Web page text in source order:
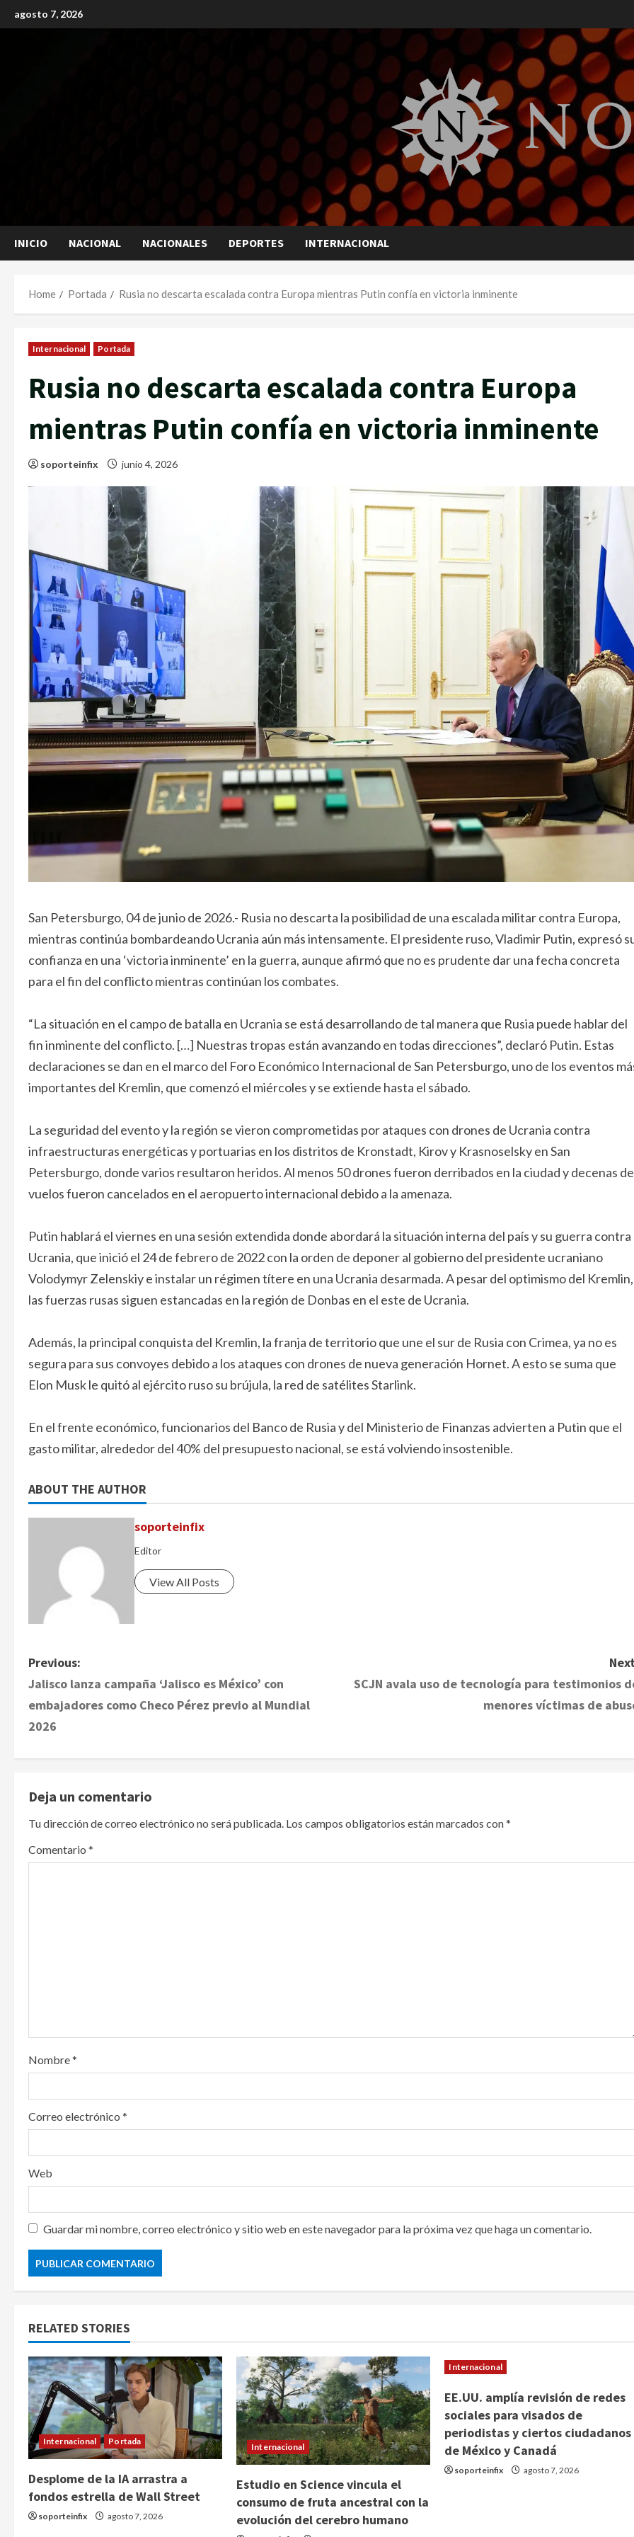
to
agosto 7, 2026
INICIO NACIONAL NACIONALES DEPORTES INTERNACIONAL
Home Portada Rusia no descarta escalada contra Europa mientras Putin confía en victoria inminente
Internacional Portada
Rusia no descarta escalada contra Europa
mientras Putin confía en victoria inminente
soporteinfix junio 4, 2026
San Petersburgo, 04 de junio de 2026.- Rusia no descarta la posibilidad de una escalada militar contra Europa,
mientras continúa bombardeando Ucrania aún más intensamente. El presidente ruso, Vladimir Putin, expresó
confianza en una ‘victoria inminente’ en la guerra, aunque afirmó que no es prudente dar una fecha concreta
para el fin del conflicto mientras continúan los combates.
“La situación en el campo de batalla en Ucrania se está desarrollando de tal manera que Rusia puede hablar del
fin inminente del conflicto. […] Nuestras tropas están avanzando en todas direcciones”, declaró Putin. Estas
declaraciones se dan en el marco del Foro Económico Internacional de San Petersburgo, uno de los eventos
importantes del Kremlin, que comenzó el miércoles y se extiende hasta el sábado.
La seguridad del evento y la región se vieron comprometidas por ataques con drones de Ucrania contra
infraestructuras energéticas y portuarias en los distritos de Kronstadt, Kirov y Krasnoselsky en San
Petersburgo, donde varios resultaron heridos. Al menos 50 drones fueron derribados en la ciudad y decenas de
vuelos fueron cancelados en el aeropuerto internacional debido a la amenaza.
Putin hablará el viernes en una sesión extendida donde abordará la situación interna del país y su guerra contra
Ucrania, que inició el 24 de febrero de 2022 con la orden de deponer al gobierno del presidente ucraniano
Volodymyr Zelenskiy e instalar un régimen títere en una Ucrania desarmada. A pesar del optimismo del Kremlin,
las fuerzas rusas siguen estancadas en la región de Donbas en el este de Ucrania.
Además, la principal conquista del Kremlin, la franja de territorio que une el sur de Rusia con Crimea, ya no es
segura para sus convoyes debido a los ataques con drones de nueva generación Hornet. A esto se suma que
Elon Musk le quitó al ejército ruso su brújula, la red de satélites Starlink.
En el frente económico, funcionarios del Banco de Rusia y del Ministerio de Finanzas advierten a Putin que el
gasto militar, alrededor del 40% del presupuesto nacional, se está volviendo insostenible.
ABOUT THE AUTHOR
soporteinfix
Editor
View All Posts
P
o
s
t
n
a
v
n
Previous:
Jalisco lanza campaña ‘Jalisco es México’ con
embajadores como Checo Pérez previo al Mundial
2026
SCJN avala uso de tecnología para testimonios
menores víctimas de
Deja un comentario
Tu dirección de correo electrónico no será publicada. Los campos obligatorios están marcados con*
Comentario *
Nombre*
Correo electrónico *
Web
Guardar mi nombre, correo electrónico y sitio web en este navegador para la próxima vez que haga un comentario.
RELATED STORIES
Internacional Portada
Desplome de la IA arrastra a
fondos estrella de Wall Street
soporteinfix agosto 7, 2026
Internacional
Estudio en Science vincula el
consumo de fruta ancestral con la
evolución del cerebro humano
Internacional
EE.UU. amplía revisión de redes
sociales para visados de
periodistas y ciertos ciudadanos
de México y Canadá
soporteinfix agosto 7, 2026